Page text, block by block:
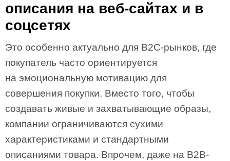
описания на веб-сайтах и в
соцсетях
Это особенно актуально для B2C-рынков, где
покупатель часто ориентируется
на эмоциональную мотивацию для
совершения покупки. Вместо того, чтобы
создавать живые и захватывающие образы,
компании ограничиваются сухими
характеристиками и стандартными
описаниями товара. Впрочем, даже на B2B-